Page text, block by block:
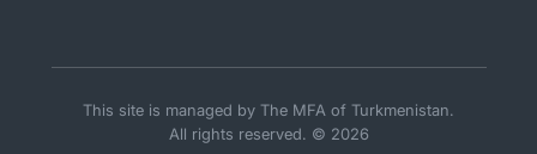
This site is managed by The MFA of Turkmenistan.
All rights reserved. © 2026